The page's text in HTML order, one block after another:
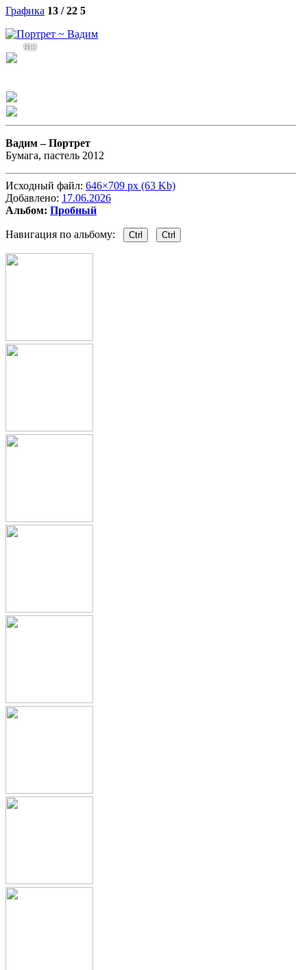
Графика 13 / 22 5
913
Вадим –Портрет
Бумага, пастель 2012
Исходный файл: 646×709 px (63 Kb)
Добавлено: 17.06.2026
Альбом: Пробный
Навигация по альбому: Ctrl Ctrl